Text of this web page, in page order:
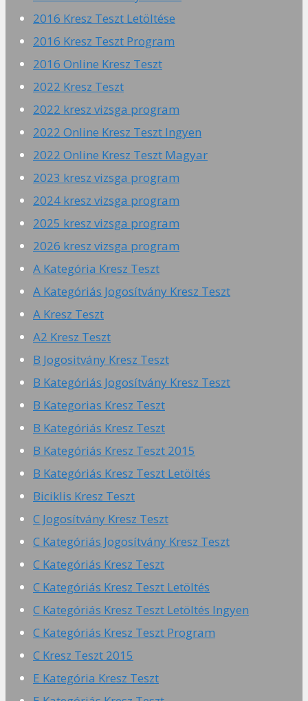
2016 Kresz Teszt Letöltése
2016 Kresz Teszt Program
2016 Online Kresz Teszt
2022 Kresz Teszt
2022 kresz vizsga program
2022 Online Kresz Teszt Ingyen
2022 Online Kresz Teszt Magyar
2023 kresz vizsga program
2024 kresz vizsga program
2025 kresz vizsga program
2026 kresz vizsga program
A Kategória Kresz Teszt
A Kategóriás Jogosítvány Kresz Teszt
A Kresz Teszt
A2 Kresz Teszt
B Jogositvány Kresz Teszt
B Kategóriás Jogosítvány Kresz Teszt
B Kategorias Kresz Teszt
B Kategóriás Kresz Teszt
B Kategóriás Kresz Teszt 2015
B Kategóriás Kresz Teszt Letöltés
Biciklis Kresz Teszt
C Jogosítvány Kresz Teszt
C Kategóriás Jogosítvány Kresz Teszt
C Kategóriás Kresz Teszt
C Kategóriás Kresz Teszt Letöltés
C Kategóriás Kresz Teszt Letöltés Ingyen
C Kategóriás Kresz Teszt Program
C Kresz Teszt 2015
E Kategória Kresz Teszt